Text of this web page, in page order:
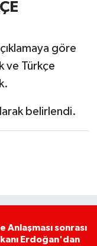
göre
ve Türkçe
belirlendi.
Anlaşması sonrası
Erdoğan'dan